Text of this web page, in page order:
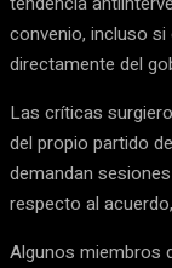
convenio, incluso si
directamente del
Las críticas
del propio partido
demandan
respecto al
Algunos miembros